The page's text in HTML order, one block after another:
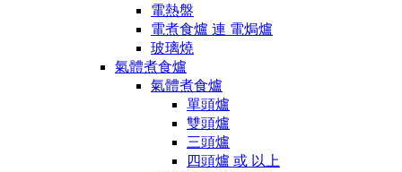
電熱盤
電煮食爐 連 電焗爐
玻璃燒
氣體煮食爐
氣體煮食爐
單頭爐
雙頭爐
三頭爐
四頭爐 或 以上